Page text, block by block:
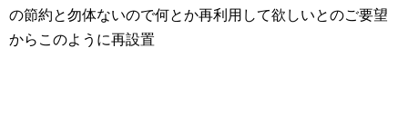
の節約と勿体ないので何とか再利用して欲しいとのご要望
からこのように再設置